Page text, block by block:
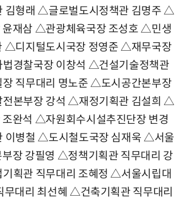
김형래△글로벌도시정책관 김명주△
재삼 △관광체육국장 조성호△민생
△디지털도시국장 정영준△재무국장
경찰국장 이창석 △건설기술정책관
장 직무대리 명노준△도시공간본부장
전본부장 강석△재정기획관 김설희△
완석 △자원회수시설추진단장 변경
이병철△도시철도국장 심재욱△서울
장 강필영 △정책기획관 직무대리 강
기획관 직무대리 조혜정△서울시립대
대리 최선혜 △건축기획관 직무대리